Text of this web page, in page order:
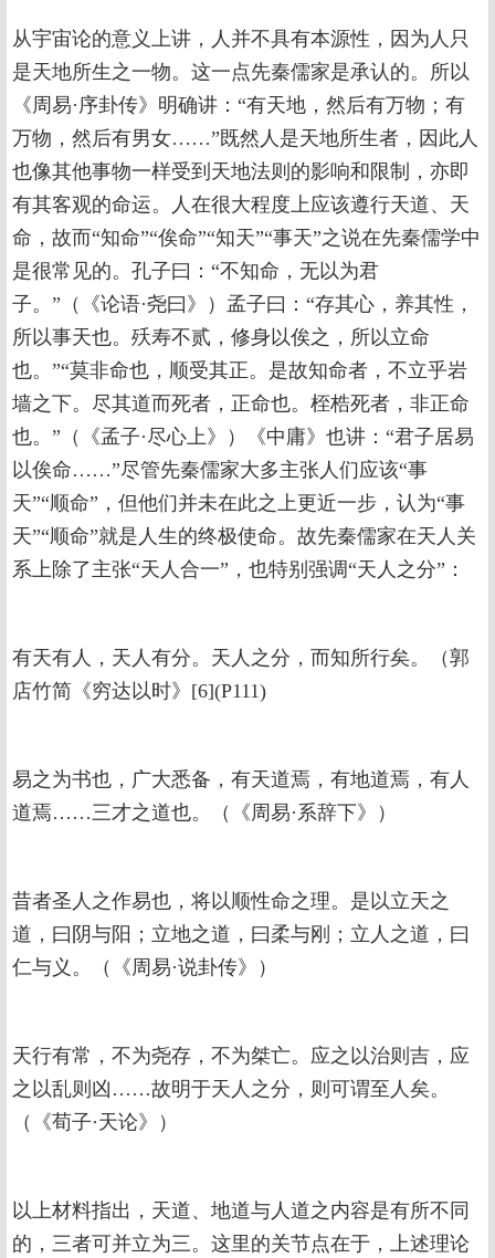
从宇宙论的意义上讲，人并不具有本源性，因为人只
是天地所生之一物。这一点先秦儒家是承认的。所以
《周易·序卦传》明确讲：“有天地，然后有万物；有
万物，然后有男女……”既然人是天地所生者，因此人
也像其他事物一样受到天地法则的影响和限制，亦即
有其客观的命运。人在很大程度上应该遵行天道、天
命，故而“知命”“俟命”“知天”“事天”之说在先秦儒学中
是很常见的。孔子曰：“不知命，无以为君
子。”（《论语·尧曰》）孟子曰：“存其心，养其性，
所以事天也。殀寿不贰，修身以俟之，所以立命
也。”“莫非命也，顺受其正。是故知命者，不立乎岩
墙之下。尽其道而死者，正命也。桎梏死者，非正命
也。”（《孟子·尽心上》）《中庸》也讲：“君子居易
以俟命……”尽管先秦儒家大多主张人们应该“事
天”“顺命”，但他们并未在此之上更近一步，认为“事
天”“顺命”就是人生的终极使命。故先秦儒家在天人关
系上除了主张“天人合一”，也特别强调“天人之分”：
有天有人，天人有分。天人之分，而知所行矣。（郭
店竹简《穷达以时》[6](P111)
易之为书也，广大悉备，有天道焉，有地道焉，有人
道焉……三才之道也。（《周易·系辞下》）
昔者圣人之作易也，将以顺性命之理。是以立天之
道，曰阴与阳；立地之道，曰柔与刚；立人之道，曰
仁与义。（《周易·说卦传》）
天行有常，不为尧存，不为桀亡。应之以治则吉，应
之以乱则凶……故明于天人之分，则可谓至人矣。
（《荀子·天论》）
以上材料指出，天道、地道与人道之内容是有所不同
的，三者可并立为三。这里的关节点在于，上述理论